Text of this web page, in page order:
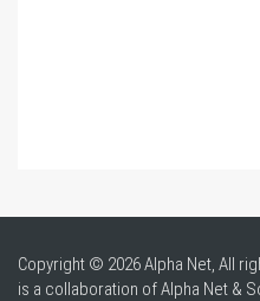
Copyright © 2026 Alpha Net, All
is a collaboration of Alpha Net &